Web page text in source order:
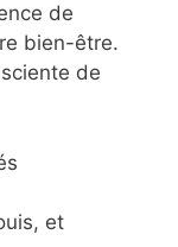
de
bien-être.
de
et